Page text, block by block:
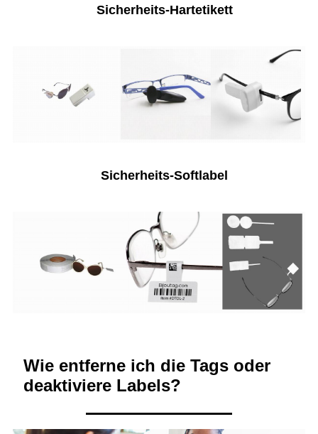
Sicherheits-Hartetikett
Sicherheits-Softlabel
Wie entferne ich die Tags oder
deaktiviere Labels?